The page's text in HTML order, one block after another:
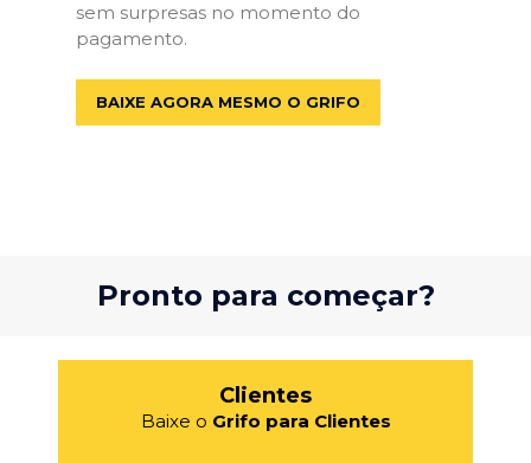
sem surpresas no momento do
pagamento.
BAIXE AGORA MESMO O GRIFO
Pronto para começar?
Clientes
Baixe o Grifo para Clientes